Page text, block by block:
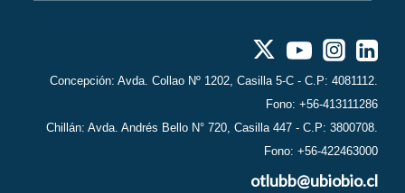
Concepción: Avda. Collao Nº 1202, Casilla 5-C - C.P: 4081112.
Fono: +56-413111286
Chillán: Avda. Andrés Bello N° 720, Casilla 447 - C.P: 3800708.
Fono: +56-422463000
otlubb@ubiobio.cl